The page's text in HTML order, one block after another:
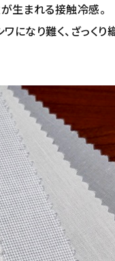
生まれる接触冷感。
になり難く、ざっく